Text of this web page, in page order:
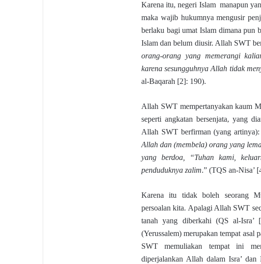
Karena itu, negeri Islam manapun
maka wajib hukumnya mengusir
berlaku bagi umat Islam dimana pun
Islam dan belum diusir. Allah SWT
orang-orang yang memerangi
karena sesungguhnya Allah tidak
al-Baqarah [2]: 190).
Allah SWT mempertanyakan kaum
seperti angkatan bersenjata, yang
Allah SWT berfirman (yang artinya):
Allah dan (membela) orang yang
yang berdoa, “Tuhan kami,
penduduknya zalim.” (TQS an-Nisa’
Karena itu tidak boleh seorang
persoalan kita. Apalagi Allah SWT
tanah yang diberkahi (QS al-
(Yerussalem) merupakan tempat asal
SWT memuliakan tempat ini
diperjalankan Allah dalam Isra’